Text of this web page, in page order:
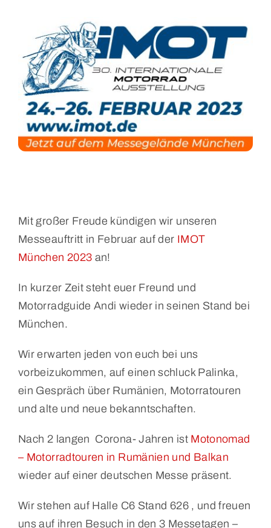
Mit großer Freude kündigen wir unseren
Messeauftritt in Februar auf der IMOT
München 2023 an!
In kurzer Zeit steht euer Freund und
Motorradguide Andi wieder in seinen Stand bei
München.
Wir erwarten jeden von euch bei uns
vorbeizukommen, auf einen schluck Palinka,
ein Gespräch über Rumänien, Motorratouren
und alte und neue bekanntschaften.
Nach 2 langen Corona- Jahren ist Motonomad
– Motorradtouren in Rumänien und Balkan
wieder auf einer deutschen Messe präsent.
Wir stehen auf Halle C6 Stand 626 , und freuen
uns auf ihren Besuch in den 3 Messetagen –